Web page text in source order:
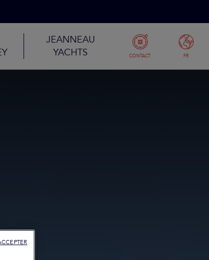
JEANNEAU
YACHTS
CONTACT FR